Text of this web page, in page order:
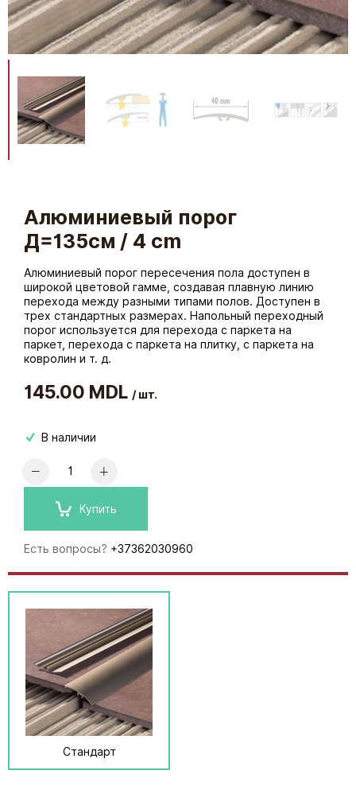
Алюминиевый порог
Д=135см / 4 cm
Алюминиевый порог пересечения пола доступен в
широкой цветовой гамме, создавая плавную линию
перехода между разными типами полов. Доступен в
трех стандартных размерах. Напольный переходный
порог используется для перехода с паркета на
паркет, перехода с паркета на плитку, с паркета на
ковролин и т. д.
145.00 MDL / шт.
В наличии
Купить
Есть вопросы? +37362030960
Стандарт